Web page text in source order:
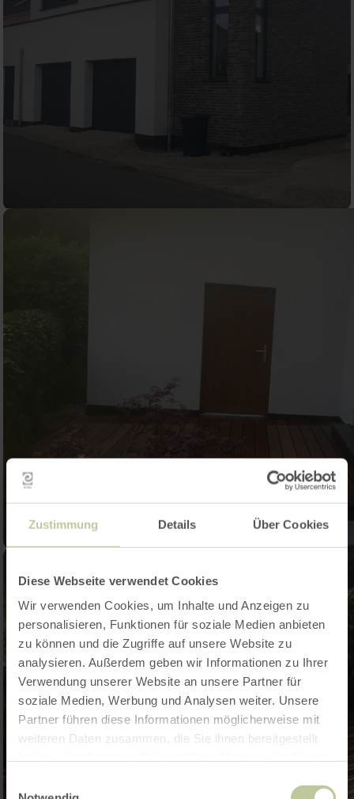
Zustimmung Details Über Cookies
Diese Webseite verwendet Cookies
Wir verwenden Cookies, um Inhalte und Anzeigen zu
personalisieren, Funktionen für soziale Medien anbieten
zu können und die Zugriffe auf unsere Website zu
analysieren. Außerdem geben wir Informationen zu Ihrer
Verwendung unserer Website an unsere Partner für
soziale Medien, Werbung und Analysen weiter. Unsere
Partner führen diese Informationen möglicherweise mit
weiteren Daten zusammen, die Sie ihnen bereitgestellt